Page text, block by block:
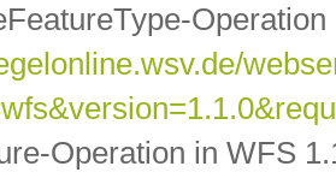
Operation in WFS